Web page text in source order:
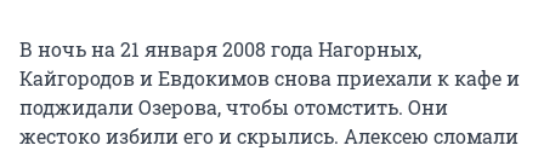
В ночь на 21 января 2008 года Нагорных,
Кайгородов и Евдокимов снова приехали к кафе и
поджидали Озерова, чтобы отомстить. Они
жестоко избили его и скрылись. Алексею сломали